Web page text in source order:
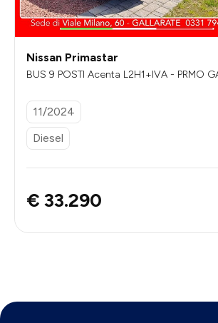
Nissan Primastar
BUS 9 POSTI Acenta L2H1+IVA - PRMO
11/2024
Diesel
€ 33.290